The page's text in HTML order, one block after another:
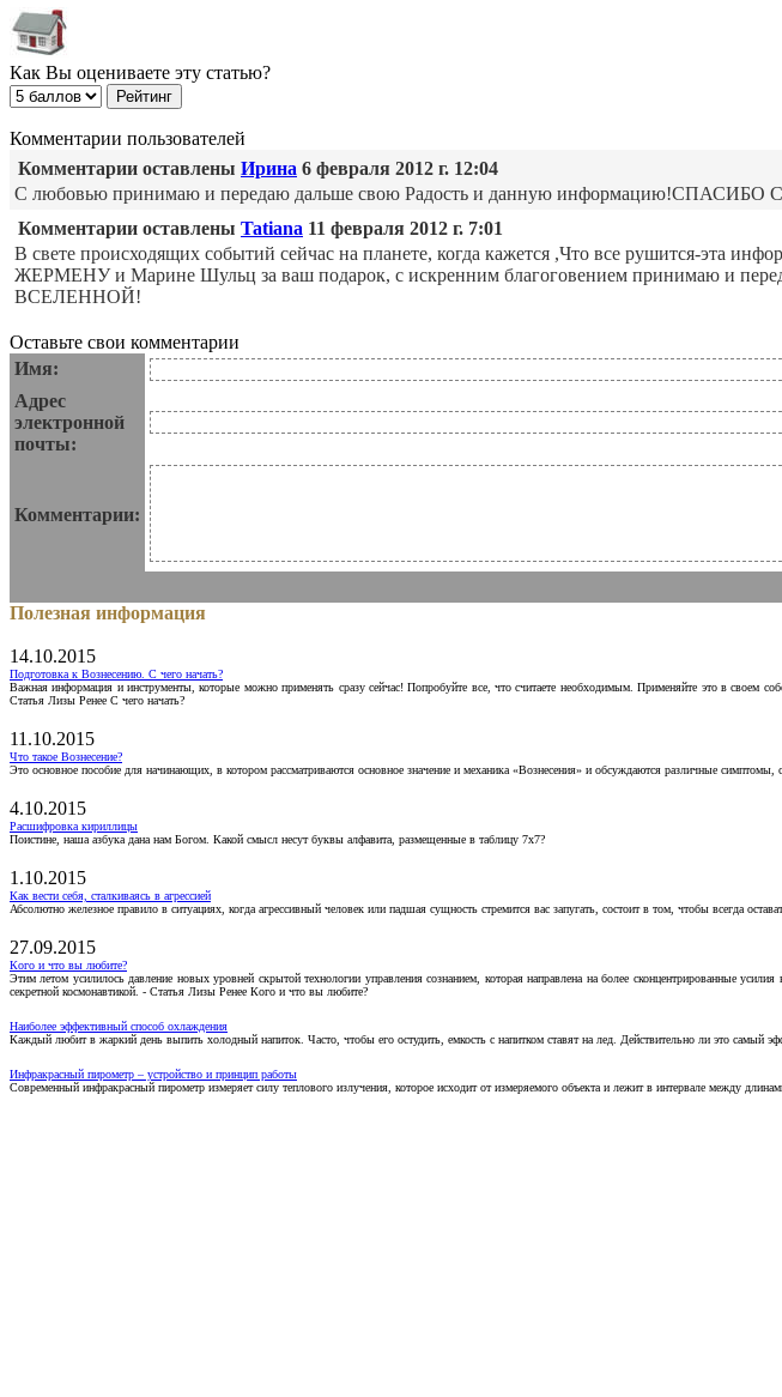
Как Вы оцениваете эту статью?
Комментарии пользователей
Комментарии оставлены Ирина 6 февраля 2012 г. 12:04
С любовью принимаю и передаю дальше свою Радость и данную
Комментарии оставлены Tatiana 11 февраля 2012 г. 7:01
В свете происходящих событий сейчас на планете, когда кажется ,Что все рушится-эта
ЖЕРМЕНУ и Марине Шульц за ваш подарок, с искренним благоговением принимаю и
ВСЕЛЕННОЙ!
Оставьте свои комментарии
Имя:
Адрес
электронной
почты:
Комментарии:
Полезная информация
14.10.2015
Подготовка к Вознесению. С чего начать?
Важная информация и инструменты, которые можно применять сразу сейчас! Попробуйте все, что считаете необходимым. Применяйте это в своем
Статья Лизы Ренее С чего начать?
11.10.2015
Что такое Вознесение?
Это основное пособие для начинающих, в котором рассматриваются основное значение и механика «Вознесения» и обсуждаются различные
4.10.2015
Расшифровка кириллицы
Поистине, наша азбука дана нам Богом. Какой смысл несут буквы алфавита, размещенные в таблицу 7х7?
1.10.2015
Как вести себя, сталкиваясь в агрессией
Абсолютно железное правило в ситуациях, когда агрессивный человек или падшая сущность стремится вас запугать, состоит в том, чтобы всегда
27.09.2015
Кого и что вы любите?
Этим летом усилилось давление новых уровней скрытой технологии управления сознанием, которая направлена на более сконцентрированные
секретной космонавтикой. - Статья Лизы Ренее Кого и что вы любите?
Наиболее эффективный способ охлаждения
Каждый любит в жаркий день выпить холодный напиток. Часто, чтобы его остудить, емкость с напитком ставят на лед. Действительно ли это самый
Инфракрасный пирометр – устройство и принцип работы
Современный инфракрасный пирометр измеряет силу теплового излучения, которое исходит от измеряемого объекта и лежит в интервале между